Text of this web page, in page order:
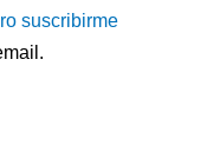
suscribirme